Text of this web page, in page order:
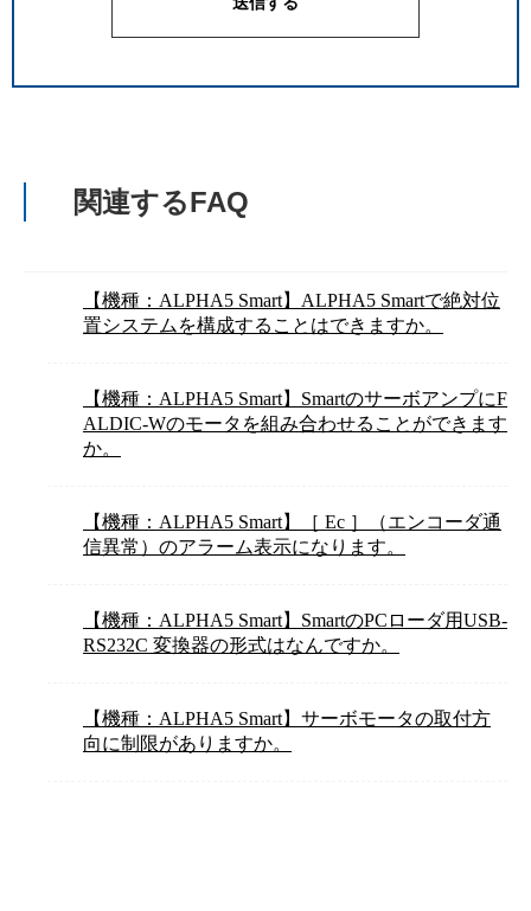
関連するFAQ
【機種：ALPHA5 Smart】ALPHA5 Smartで絶対位
置システムを構成することはできますか。
【機種：ALPHA5 Smart】SmartのサーボアンプにF
ALDIC-Wのモータを組み合わせることができます
か。
【機種：ALPHA5 Smart】［ Ec ］（エンコーダ通
信異常）のアラーム表示になります。
【機種：ALPHA5 Smart】SmartのPCローダ用USB-
RS232C 変換器の形式はなんですか。
【機種：ALPHA5 Smart】サーボモータの取付方
向に制限がありますか。